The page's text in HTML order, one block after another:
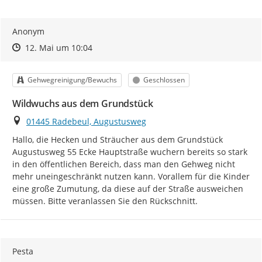
Anonym
Zeitpunkt des Erstellens
Zeitpunkt des Erstellens
12. Mai um 10:04Zur Äußerung
Kategorie
Gehwegreinigung/Bewuchs Status
Geschlossen
Wildwuchs aus dem Grundstück
Ort
01445 Radebeul, Augustusweg
Hallo, die Hecken und Sträucher aus dem Grundstück
Augustusweg 55 Ecke Hauptstraße wuchern bereits so stark
in den öffentlichen Bereich, dass man den Gehweg nicht
mehr uneingeschränkt nutzen kann. Vorallem für die Kinder
eine große Zumutung, da diese auf der Straße ausweichen
müssen. Bitte veranlassen Sie den Rückschnitt.
Pesta